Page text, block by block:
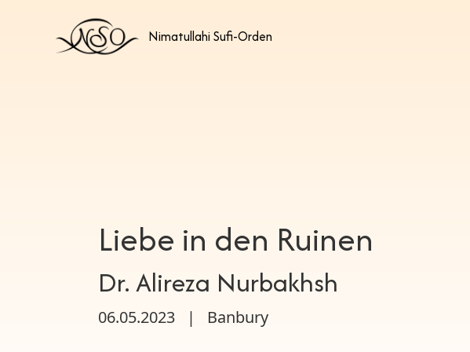
Nimatullahi Sufi-Orden
Liebe in den Ruinen
Dr. Alireza Nurbakhsh
06.05.2023| Banbury